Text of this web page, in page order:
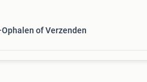
Ophalen of Verzenden